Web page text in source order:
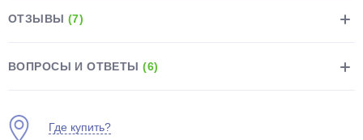
ОТЗЫВЫ (7)
ВОПРОСЫ И ОТВЕТЫ(6)
Где купить?